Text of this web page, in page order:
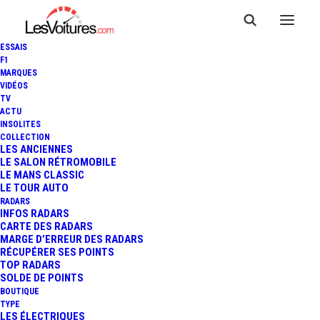
ESSAIS
F1
MARQUES
VIDÉOS
TV
ACTU
INSOLITES
COLLECTION
LES ANCIENNES
LE SALON RÉTROMOBILE
LE MANS CLASSIC
LE TOUR AUTO
RADARS
INFOS RADARS
CARTE DES RADARS
MARGE D’ERREUR DES RADARS
RÉCUPÉRER SES POINTS
TOP RADARS
SOLDE DE POINTS
BOUTIQUE
TYPE
LES ÉLECTRIQUES
25 juillet 2023
HUMMER H1EV : UN